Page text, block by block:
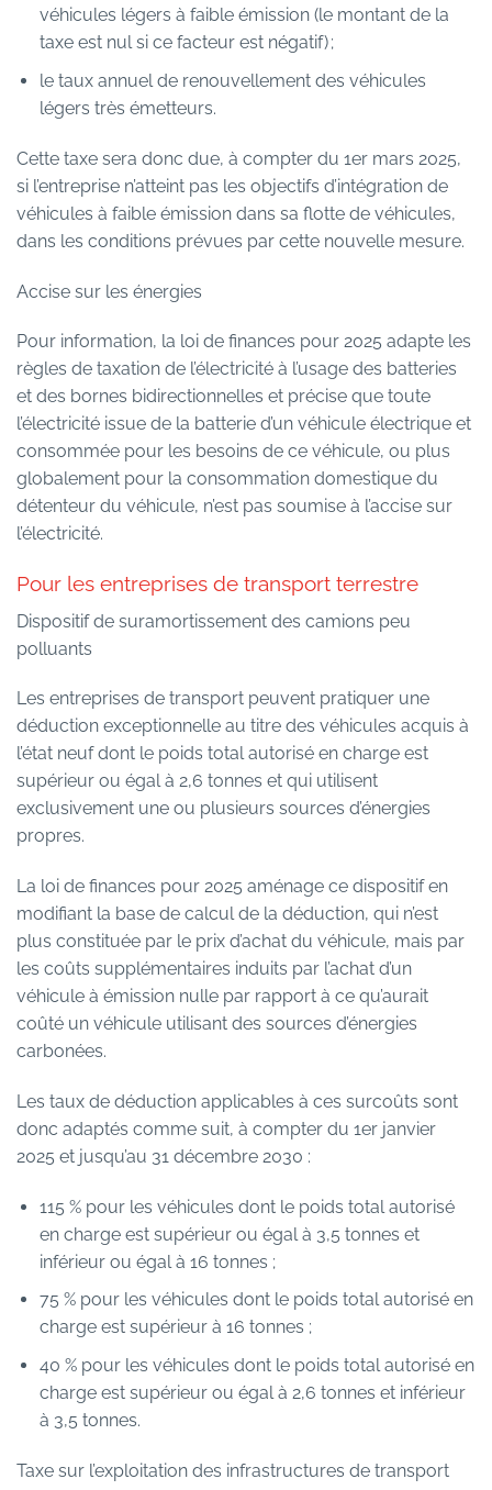
véhicules légers à faible émission (le montant de la
taxe est nul si ce facteur est négatif) ;
le taux annuel de renouvellement des véhicules
légers très émetteurs.
Cette taxe sera donc due, à compter du 1er mars 2025,
si l’entreprise n’atteint pas les objectifs d’intégration de
véhicules à faible émission dans sa flotte de véhicules,
dans les conditions prévues par cette nouvelle mesure.
Accise sur les énergies
Pour information, la loi de finances pour 2025 adapte les
règles de taxation de l’électricité à l’usage des batteries
et des bornes bidirectionnelles et précise que toute
l’électricité issue de la batterie d’un véhicule électrique et
consommée pour les besoins de ce véhicule, ou plus
globalement pour la consommation domestique du
détenteur du véhicule, n’est pas soumise à l’accise sur
l’électricité.
Pour les entreprises de transport terrestre
Dispositif de suramortissement des camions peu
polluants
Les entreprises de transport peuvent pratiquer une
déduction exceptionnelle au titre des véhicules acquis à
l’état neuf dont le poids total autorisé en charge est
supérieur ou égal à 2,6 tonnes et qui utilisent
exclusivement une ou plusieurs sources d’énergies
propres.
La loi de finances pour 2025 aménage ce dispositif en
modifiant la base de calcul de la déduction, qui n’est
plus constituée par le prix d’achat du véhicule, mais par
les coûts supplémentaires induits par l’achat d’un
véhicule à émission nulle par rapport à ce qu’aurait
coûté un véhicule utilisant des sources d’énergies
carbonées.
Les taux de déduction applicables à ces surcoûts sont
donc adaptés comme suit, à compter du 1er janvier
2025 et jusqu’au 31 décembre 2030 :
115 % pour les véhicules dont le poids total autorisé
en charge est supérieur ou égal à 3,5 tonnes et
inférieur ou égal à 16 tonnes ;
75 % pour les véhicules dont le poids total autorisé en
charge est supérieur à 16 tonnes ;
40 % pour les véhicules dont le poids total autorisé en
charge est supérieur ou égal à 2,6 tonnes et inférieur
à 3,5 tonnes.
Taxe sur l’exploitation des infrastructures de transport